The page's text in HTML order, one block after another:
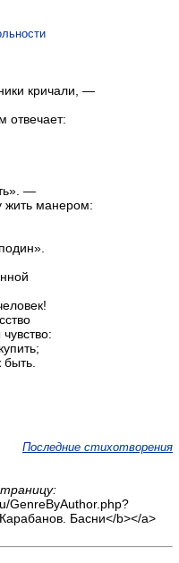
кричали, —
отвечает:
—
жить манером:
Последние стихотворения
GenreByAuthor.php?
Басни</b></a>